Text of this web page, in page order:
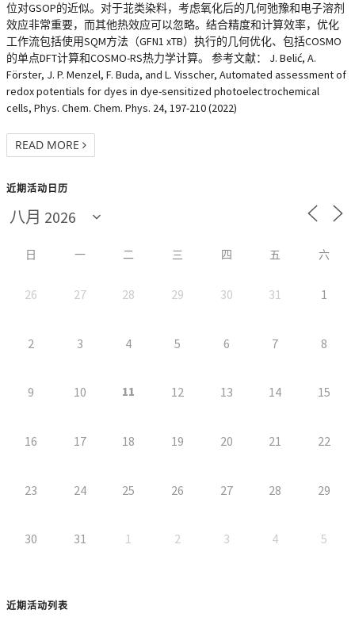
位对GSOP的近似。对于苝类染料，考虑氧化后的几何弛豫和电子溶剂
效应非常重要，而其他热效应可以忽略。结合精度和计算效率，优化
工作流包括使用SQM方法（GFN1 xTB）执行的几何优化、包括COSMO
的单点DFT计算和COSMO-RS热力学计算。 参考文献： J. Belić, A.
Förster, J. P. Menzel, F. Buda, and L. Visscher, Automated assessment of
redox potentials for dyes in dye-sensitized photoelectrochemical
cells, Phys. Chem. Chem. Phys. 24, 197-210 (2022)
READ MORE
近期活动日历
日 一 二 三 四 五 六
26 27 28 29 30 31 1
2 3 4 5 6 7 8
9 10 11 12 13 14 15
16 17 18 19 20 21 22
23 24 25 26 27 28 29
30 31 1 2 3 4 5
近期活动列表